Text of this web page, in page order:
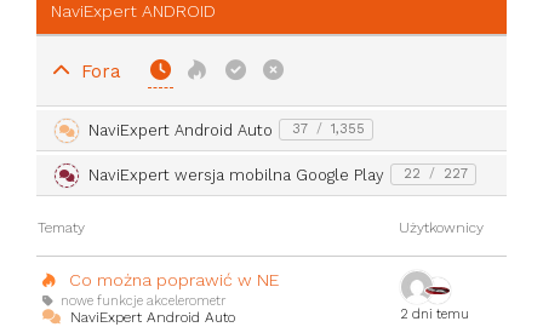
NaviExpert ANDROID
Fora
NaviExpert Android Auto 37 / 1,355
NaviExpert wersja mobilna Google Play 22 / 227
Tematy Użytkownicy
Co można poprawić w NE
nowe funkcje akcelerometr
NaviExpert Android Auto 2 dni temu